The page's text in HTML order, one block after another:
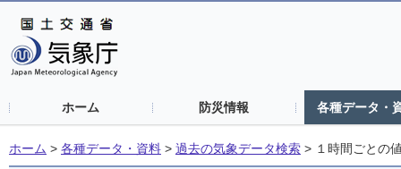
ホーム 防災情報 各種データ・
ホーム > 各種データ・資料 > 過去の気象データ検索 > １時間ごとの